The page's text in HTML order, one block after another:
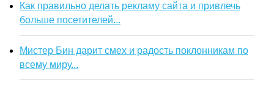
Как правильно делать рекламу сайта и привлечь
больше посетителей...
Мистер Бин дарит смех и радость поклонникам по
всему миру...